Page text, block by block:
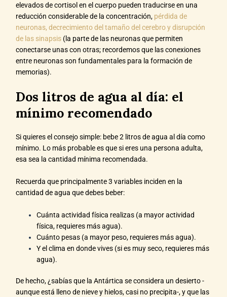
elevados de cortisol en el cuerpo pueden traducirse en una
reducción considerable de la concentración, pérdida de
neuronas, decrecimiento del tamaño del cerebro y disrupción
de las sinapsis (la parte de las neuronas que permiten
conectarse unas con otras; recordemos que las conexiones
entre neuronas son fundamentales para la formación de
memorias).
Dos litros de agua al día: el
mínimo recomendado
Si quieres el consejo simple: bebe 2 litros de agua al día como
mínimo. Lo más probable es que si eres una persona adulta,
esa sea la cantidad mínima recomendada.
Recuerda que principalmente 3 variables inciden en la
cantidad de agua que debes beber:
Cuánta actividad física realizas (a mayor actividad
física, requieres más agua).
Cuánto pesas (a mayor peso, requieres más agua).
Y el clima en donde vives (si es muy seco, requieres más
agua).
De hecho, ¿sabías que la Antártica se considera un desierto -
aunque está lleno de nieve y hielos, casi no precipita-, y que las